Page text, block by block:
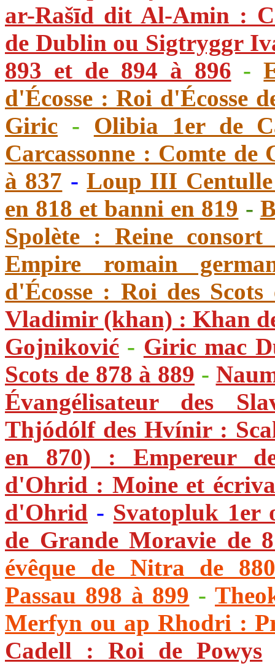
ar-Rašīd dit Al-Amin :
de Dublin ou Sigtryggr
893 et de 894 à 896 -
d'Écosse : Roi d'Écosse
Giric - Olibia 1er de
Carcassonne : Comte de
à 837 -Loup III Centulle
en 818 et banni en 819 -
Spolète : Reine
Empire romain
d'Écosse : Roi des
Vladimir (khan) : Khan
Gojniković - Giric mac
Scots de 878 à 889 -
Évangélisateur des
Thjódólf des Hvínir :
en 870) : Empereur
d'Ohrid : Moine et
d'Ohrid - Svatopluk 1er
de Grande Moravie de
évêque de Nitra de
Passau 898 à 899 -
Merfyn ou ap Rhodri :
Cadell : Roi de Powys